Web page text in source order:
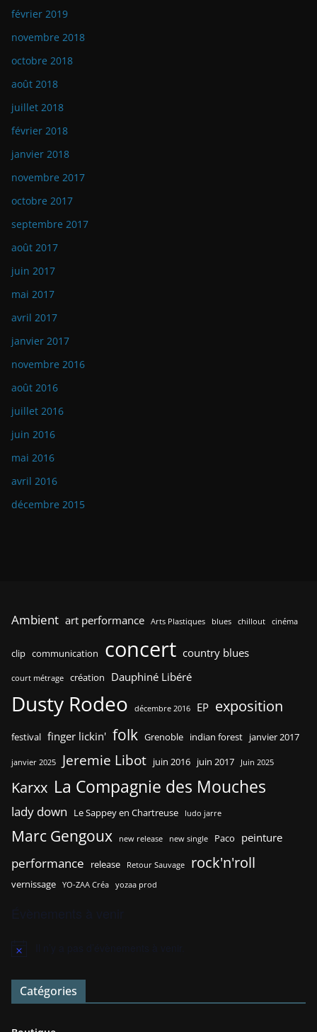
février 2019
novembre 2018
octobre 2018
août 2018
juillet 2018
février 2018
janvier 2018
novembre 2017
octobre 2017
septembre 2017
août 2017
juin 2017
mai 2017
avril 2017
janvier 2017
novembre 2016
août 2016
juillet 2016
juin 2016
mai 2016
avril 2016
décembre 2015
Ambient art performance Arts Plastiques blues chillout cinéma
clip communication concert country blues
court métrage création Dauphiné Libéré
Dusty Rodeo décembre 2016 EP exposition
festival finger lickin' folk Grenoble indian forest janvier 2017
janvier 2025 Jeremie Libot juin 2016 juin 2017 Juin 2025
Karxx La Compagnie des Mouches
lady down Le Sappey en Chartreuse ludo jarre
Marc Gengoux new release new single Paco peinture
performance release Retour Sauvage rock'n'roll
vernissage YO-ZAA Créa yozaa prod
N
t
c
Catégories